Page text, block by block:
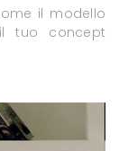
il modello
tuo concept